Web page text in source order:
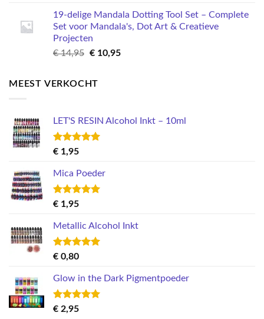
was:
€ 6,95.
is:
€ 4,95.
19-delige Mandala Dotting Tool Set – Complete
Set voor Mandala's, Dot Art & Creatieve
Projecten
€14,95 Oorspronkelijke
€ 14,95.
€10,95Huidige
MEEST VERKOCHT
LET'S RESIN Alcohol Inkt – 10ml
Gewaardeerd
€ 1,95
Mica Poeder
Gewaardeerd
€ 1,95
Metallic Alcohol Inkt
Gewaardeerd
€ 0,80
Glow in the Dark Pigmentpoeder
Gewaardeerd
€ 2,95